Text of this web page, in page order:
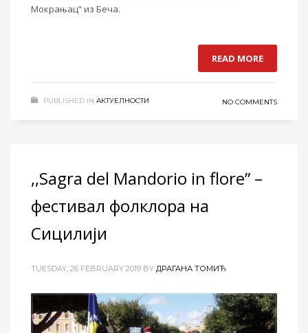
Мокрањац” из Беча.
READ MORE
PUBLISHED IN АКТУЕЛНОСТИ NO COMMENTS
,,Sagra del Mandorio in flore” –
фестивал фолклора на
Сицилији
TUESDAY, 26 FEBRUARY 2019 BY ДРАГАНА ТОМИЋ